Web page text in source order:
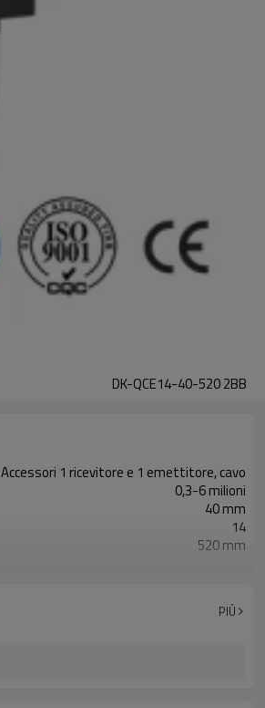
DK-QCE14-40-520 2BB
Accessori 1 ricevitore e 1 emettitore, cavo
0,3-6 milioni
40 mm
14
520 mm
con accessori di montaggio
TUV, UL, CE, RoSH, GB
PIÙ